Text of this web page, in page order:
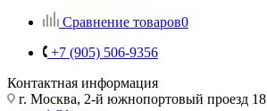
Сравнение товаров0
+7 (905) 506-9356
Контактная информация
г. Москва, 2-й южнопортовый проезд 18